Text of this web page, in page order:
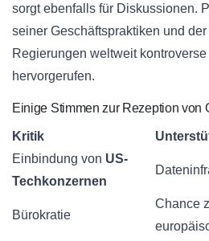
sorgt ebenfalls für Diskussionen.
seiner Geschäftspraktiken und
Regierungen weltweit
hervorgerufen.
Einige Stimmen zur Rezeption von
Kritik
Einbindung von US-
Techkonzernen
Bürokratie
Chance